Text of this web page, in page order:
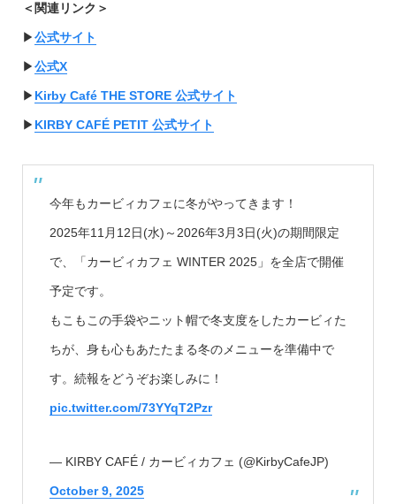
＜関連リンク＞
▶︎公式サイト
▶︎公式X
▶︎ Kirby Café THE STORE 公式サイト
▶︎ KIRBY CAFÉ PETIT 公式サイト
今年もカービィカフェに冬がやってきます！
2025年11月12日(水)～2026年3月3日(火)の期間限定
で、「カービィカフェ WINTER 2025」を全店で開催
予定です。
もこもこの手袋やニット帽で冬支度をしたカービィた
ちが、身も心もあたたまる冬のメニューを準備中で
す。続報をどうぞお楽しみに！
pic.twitter.com/73YYqT2Pzr
— KIRBY CAFÉ / カービィカフェ (@KirbyCafeJP)
October 9, 2025